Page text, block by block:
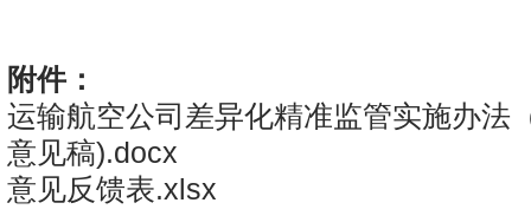
附件：
运输航空公司差异化精准监管实施办法
意见稿).docx
意见反馈表.xlsx